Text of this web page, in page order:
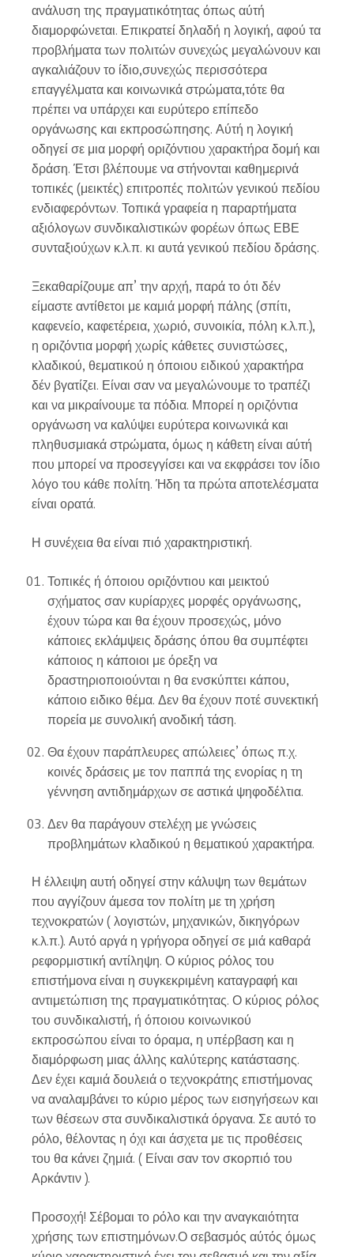
ανάλυση της πραγματικότητας όπως αύτή
διαμορφώνεται. Επικρατεί δηλαδή η λογική, αφού τα
προβλήματα των πολιτών συνεχώς μεγαλώνουν και
αγκαλιάζουν το ίδιο,συνεχώς περισσότερα
επαγγέλματα και κοινωνικά στρώματα,τότε θα
πρέπει να υπάρχει και ευρύτερο επίπεδο
οργάνωσης και εκπροσώπησης. Αύτή η λογική
οδηγεί σε μια μορφή οριζόντιου χαρακτήρα δομή και
δράση. Έτσι βλέπουμε να στήνονται καθημερινά
τοπικές (μεικτές) επιτροπές πολιτών γενικού πεδίου
ενδιαφερόντων. Τοπικά γραφεία η παραρτήματα
αξιόλογων συνδικαλιστικών φορέων όπως ΕΒΕ
συνταξιούχων κ.λ.π. κι αυτά γενικού πεδίου δράσης.
Ξεκαθαρίζουμε απ’ την αρχή, παρά το ότι δέν
είμαστε αντίθετοι με καμιά μορφή πάλης (σπίτι,
καφενείο, καφετέρεια, χωριό, συνοικία, πόλη κ.λ.π.),
η οριζόντια μορφή χωρίς κάθετες συνιστώσες,
κλαδικού, θεματικού η όποιου ειδικού χαρακτήρα
δέν βγατίζει. Είναι σαν να μεγαλώνουμε το τραπέζι
και να μικραίνουμε τα πόδια. Μπορεί η οριζόντια
οργάνωση να καλύψει ευρύτερα κοινωνικά και
πληθυσμιακά στρώματα, όμως η κάθετη είναι αύτή
που μπορεί να προσεγγίσει και να εκφράσει τον ίδιο
λόγο του κάθε πολίτη. Ήδη τα πρώτα αποτελέσματα
είναι ορατά.
Η συνέχεια θα είναι πιό χαρακτηριστική.
Τοπικές ή όποιου οριζόντιου και μεικτού
σχήματος σαν κυρίαρχες μορφές οργάνωσης,
έχουν τώρα και θα έχουν προσεχώς, μόνο
κάποιες εκλάμψεις δράσης όπου θα συμπέφτει
κάποιος η κάποιοι με όρεξη να
δραστηριοποιούνται η θα ενσκύπτει κάπου,
κάποιο ειδικο θέμα. Δεν θα έχουν ποτέ συνεκτική
πορεία με συνολική ανοδική τάση.
Θα έχουν παράπλευρες απώλειες’ όπως π.χ.
κοινές δράσεις με τον παππά της ενορίας η τη
γέννηση αντιδημάρχων σε αστικά ψηφοδέλτια.
Δεν θα παράγουν στελέχη με γνώσεις
προβλημάτων κλαδικού η θεματικού χαρακτήρα.
Η έλλειψη αυτή οδηγεί στην κάλυψη των θεμάτων
που αγγίζουν άμεσα τον πολίτη με τη χρήση
τεχνοκρατών ( λογιστών, μηχανικών, δικηγόρων
κ.λ.π.). Αυτό αργά η γρήγορα οδηγεί σε μιά καθαρά
ρεφορμιστική αντίληψη. Ο κύριος ρόλος του
επιστήμονα είναι η συγκεκριμένη καταγραφή και
αντιμετώπιση της πραγματικότητας. Ο κύριος ρόλος
του συνδικαλιστή, ή όποιου κοινωνικού
εκπροσώπου είναι το όραμα, η υπέρβαση και η
διαμόρφωση μιας άλλης καλύτερης κατάστασης.
Δεν έχει καμιά δουλειά ο τεχνοκράτης επιστήμονας
να αναλαμβάνει το κύριο μέρος των εισηγήσεων και
των θέσεων στα συνδικαλιστικά όργανα. Σε αυτό το
ρόλο, θέλοντας η όχι και άσχετα με τις προθέσεις
του θα κάνει ζημιά. ( Είναι σαν τον σκορπιό του
Αρκάντιν ).
Προσοχή! Σέβομαι το ρόλο και την αναγκαιότητα
χρήσης των επιστημόνων.Ο σεβασμός αύτός όμως